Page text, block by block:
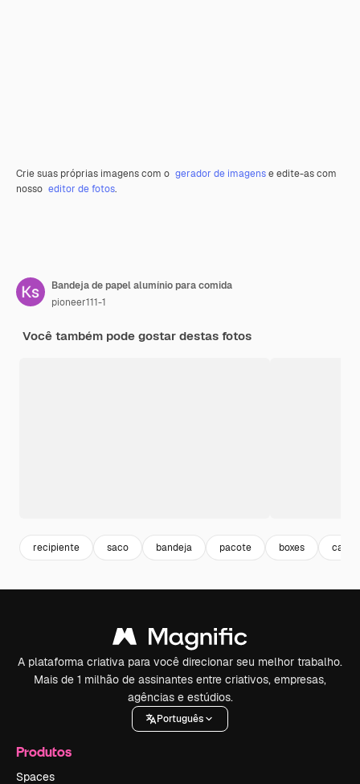
Crie suas próprias imagens com o gerador de imagense edite-as com
nosso editor de fotos.
Bandeja de papel alumínio para comida
pioneer111-1
Você também pode gostar destas fotos
recipiente saco bandeja pacote boxes caixa
A plataforma criativa para você direcionar seu melhor trabalho.
Mais de 1 milhão de assinantes entre criativos, empresas,
agências e estúdios.
Português
Produtos
Spaces